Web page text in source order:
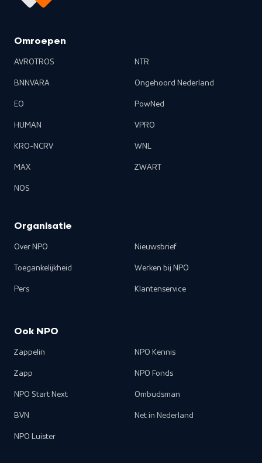
Omroepen
AVROTROS
BNNVARA
EO
HUMAN
KRO-NCRV
MAX
NOS
NTR
Ongehoord Nederland
PowNed
VPRO
WNL
ZWART
Organisatie
Over NPO
Toegankelijkheid
Pers
Nieuwsbrief
Werken bij NPO
Klantenservice
Ook NPO
Zappelin
Zapp
NPO Start Next
BVN
NPO Luister
NPO Kennis
NPO Fonds
Ombudsman
Net in Nederland